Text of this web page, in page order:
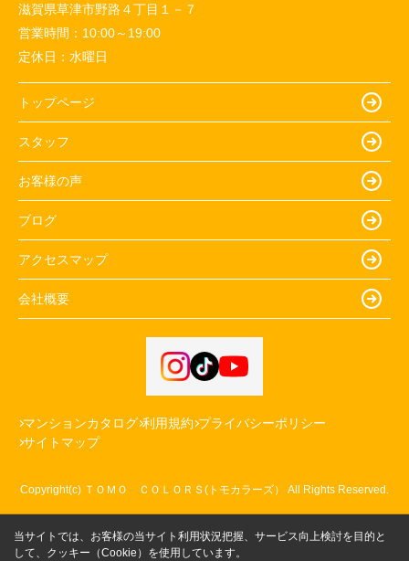
滋賀県草津市野路４丁目１－７
営業時間： 10:00～19:00
定休日： 水曜日
トップページ
スタッフ
お客様の声
ブログ
アクセスマップ
会社概要
マンションカタログ 利用規約 プライバシーポリシー
サイトマップ
Copyright(c) ＴＯＭＯ ＣＯＬＯＲＳ(トモカラーズ） All Rights Reserved.
当サイトでは、お客様の当サイト利用状況把握、サービス向上検討を目的と
して、クッキー（Cookie）を使用しています。